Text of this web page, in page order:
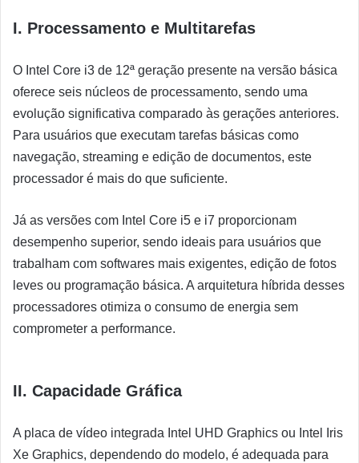
I. Processamento e Multitarefas
O Intel Core i3 de 12ª geração presente na versão básica
oferece seis núcleos de processamento, sendo uma
evolução significativa comparado às gerações anteriores.
Para usuários que executam tarefas básicas como
navegação, streaming e edição de documentos, este
processador é mais do que suficiente.
Já as versões com Intel Core i5 e i7 proporcionam
desempenho superior, sendo ideais para usuários que
trabalham com softwares mais exigentes, edição de fotos
leves ou programação básica. A arquitetura híbrida desses
processadores otimiza o consumo de energia sem
comprometer a performance.
II. Capacidade Gráfica
A placa de vídeo integrada Intel UHD Graphics ou Intel Iris
Xe Graphics, dependendo do modelo, é adequada para